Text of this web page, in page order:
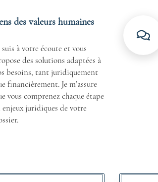
des valeurs humaines
suis à votre écoute et vous
des solutions adaptées à
besoins, tant juridiquement
financièrement. Je m’assure
vous comprenez chaque étape
enjeux juridiques de votre